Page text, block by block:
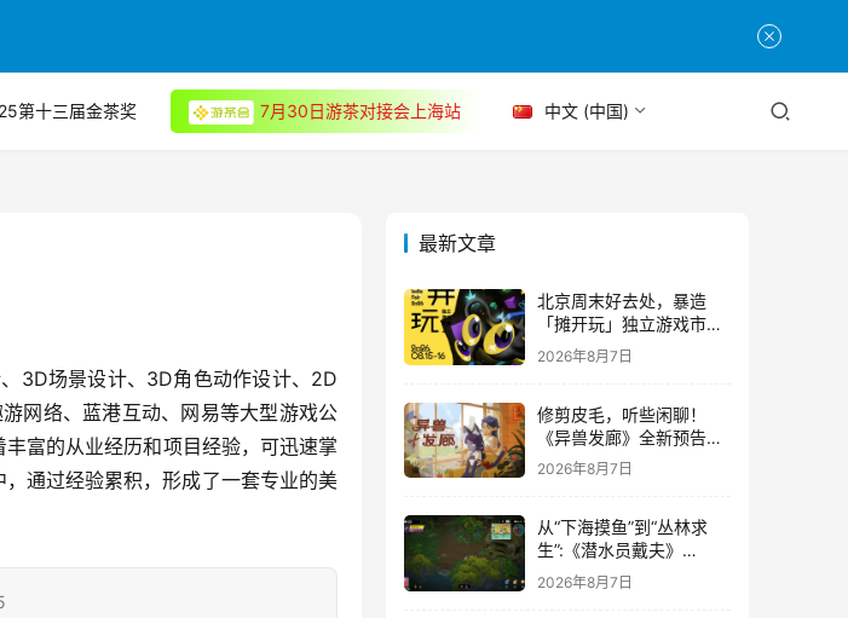
第十三届金茶奖 7月30日游茶对接会上海站 中文 (中国)
3D场景设计、3D角色动作设计、2D
网络、蓝港互动、网易等大型游戏公
富的从业经历和项目经验，可迅速掌
通过经验累积，形成了一套专业的美
最新文章
北京周末好去处，暴造
「摊开玩」独立游戏市集
正式开票！
2026年8月7日
修剪皮毛，听些闲聊！
《异兽发廊》全新预告与
Steam免费试玩公开
2026年8月7日
从“下海摸鱼”到“丛林求
生”:《潜水员戴夫》
DLC《丛林》移动端定档
8月14日
2026年8月7日